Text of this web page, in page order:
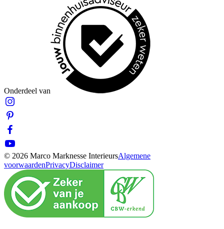
Onderdeel van
© 2026 Marco Marknesse InterieursAlgemene
voorwaardenPrivacyDisclaimer